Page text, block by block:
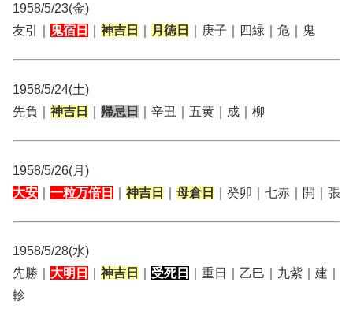
1958/5/23(金)
友引｜
鬼宿日 神吉日 月徳日 ｜庚子｜四緑｜危｜鬼
1958/5/24(土)
先負｜ 神吉日 帰忌日 ｜辛丑｜五黄｜成｜柳
1958/5/26(月)
大安
一粒万倍日 神吉日 母倉日 ｜癸卯｜七赤｜開｜張
1958/5/28(水)
先勝｜ 大明日 神吉日 受死日
｜重日｜乙巳｜九紫｜建｜
軫